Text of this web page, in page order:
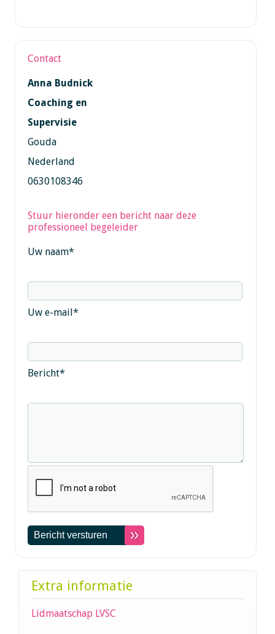
Contact
Anna Budnick
Coaching en
Supervisie
Gouda
Nederland
0630108346
Stuur hieronder een bericht naar deze
professioneel begeleider
Uw naam*
Uw e-mail*
Bericht*
Extra informatie
Lidmaatschap LVSC